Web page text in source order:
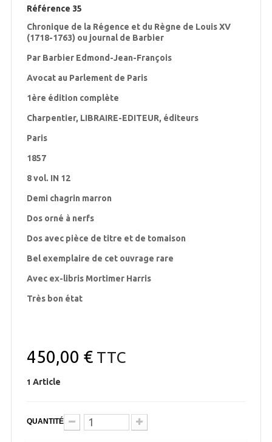
Référence 35
Chronique de la Régence et du Règne de Louis XV
(1718-1763) ou journal de Barbier
Par Barbier Edmond-Jean-François
Avocat au Parlement de Paris
1ère édition complète
Charpentier, LIBRAIRE-EDITEUR, éditeurs
Paris
1857
8 vol. IN 12
Demi chagrin marron
Dos orné à nerfs
Dos avec pièce de titre et de tomaison
Bel exemplaire de cet ouvrage rare
Avec ex-libris Mortimer Harris
Très bon état
450,00 €TTC
1 Article
QUANTITÉ